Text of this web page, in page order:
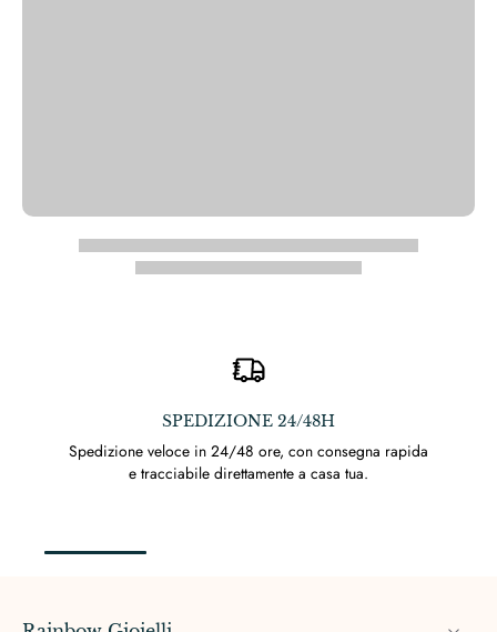
48 ore, con consegna rapida
a casa tua.
Prodotti certificati